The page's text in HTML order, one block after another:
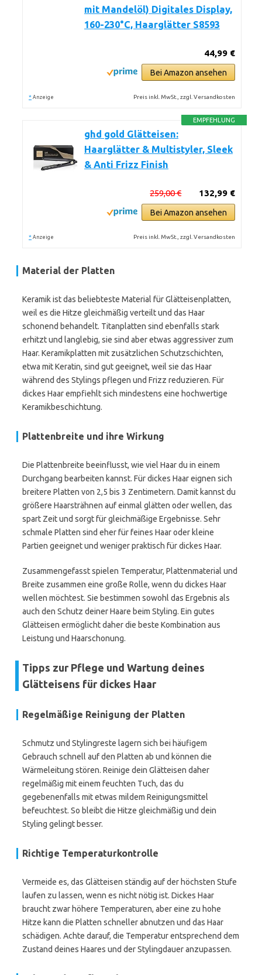
mit Mandelöl) Digitales Display,
160-230°C, Haarglätter S8593
44,99 €
Bei Amazon ansehen
* Anzeige Preis inkl. MwSt., zzgl. Versandkosten
EMPFEHLUNG
ghd gold Glätteisen:
Haarglätter & Multistyler, Sleek
& Anti Frizz Finish
132,99 €
259,00 €
Bei Amazon ansehen
* Anzeige Preis inkl. MwSt., zzgl. Versandkosten
Material der Platten
Keramik ist das beliebteste Material für Glätteisenplatten,
weil es die Hitze gleichmäßig verteilt und das Haar
schonend behandelt. Titanplatten sind ebenfalls stark
erhitzt und langlebig, sie sind aber etwas aggressiver zum
Haar. Keramikplatten mit zusätzlichen Schutzschichten,
etwa mit Keratin, sind gut geeignet, weil sie das Haar
während des Stylings pflegen und Frizz reduzieren. Für
dickes Haar empfiehlt sich mindestens eine hochwertige
Keramikbeschichtung.
Plattenbreite und ihre Wirkung
Die Plattenbreite beeinflusst, wie viel Haar du in einem
Durchgang bearbeiten kannst. Für dickes Haar eignen sich
breitere Platten von 2,5 bis 3 Zentimetern. Damit kannst du
größere Haarsträhnen auf einmal glätten oder wellen, das
spart Zeit und sorgt für gleichmäßige Ergebnisse. Sehr
schmale Platten sind eher für feines Haar oder kleine
Partien geeignet und weniger praktisch für dickes Haar.
Zusammengefasst spielen Temperatur, Plattenmaterial und
Breite zusammen eine große Rolle, wenn du dickes Haar
wellen möchtest. Sie bestimmen sowohl das Ergebnis als
auch den Schutz deiner Haare beim Styling. Ein gutes
Glätteisen ermöglicht daher die beste Kombination aus
Leistung und Haarschonung.
Tipps zur Pflege und Wartung deines
Glätteisens für dickes Haar
Regelmäßige Reinigung der Platten
Schmutz und Stylingreste lagern sich bei häufigem
Gebrauch schnell auf den Platten ab und können die
Wärmeleitung stören. Reinige dein Glätteisen daher
regelmäßig mit einem feuchten Tuch, das du
gegebenenfalls mit etwas mildem Reinigungsmittel
befeuchtest. So bleibt die Hitze gleichmäßig und dein
Styling gelingt besser.
Richtige Temperaturkontrolle
Vermeide es, das Glätteisen ständig auf der höchsten Stufe
laufen zu lassen, wenn es nicht nötig ist. Dickes Haar
braucht zwar höhere Temperaturen, aber eine zu hohe
Hitze kann die Platten schneller abnutzen und das Haar
schädigen. Achte darauf, die Temperatur entsprechend dem
Zustand deines Haares und der Stylingdauer anzupassen.